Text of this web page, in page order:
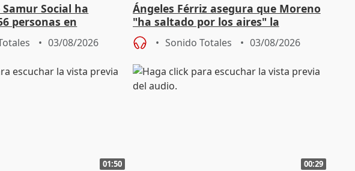
Social ha
personas en
durante Campaña
03/08/2026
Ángeles Férriz asegura que Moreno
"ha saltado por los aires" la
negociación tras acuerdo con SMA
Sonido Totales 03/08/2026
01:50 00:29